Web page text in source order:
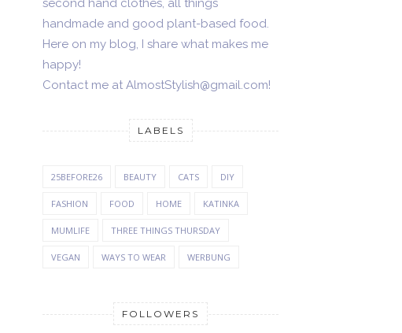
second hand clothes, all things
handmade and good plant-based food.
Here on my blog, I share what makes me
happy!
Contact me at AlmostStylish@gmail.com!
LABELS
25BEFORE26 BEAUTY CATS DIY
FASHION FOOD HOME KATINKA
MUMLIFE THREE THINGS THURSDAY
VEGAN WAYS TO WEAR WERBUNG
FOLLOWERS